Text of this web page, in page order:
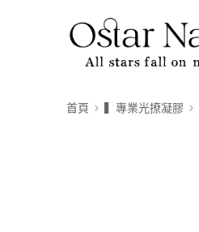
首頁 ▍專業光撩凝膠